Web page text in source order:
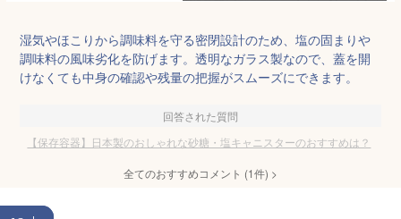
湿気やほこりから調味料を守る密閉設計のため、塩の固まりや
調味料の風味劣化を防げます。透明なガラス製なので、蓋を開
けなくても中身の確認や残量の把握がスムーズにできます。
回答された質問
【保存容器】日本製のおしゃれな砂糖・塩キャニスターのおすすめは？
全てのおすすめコメント (1件) >